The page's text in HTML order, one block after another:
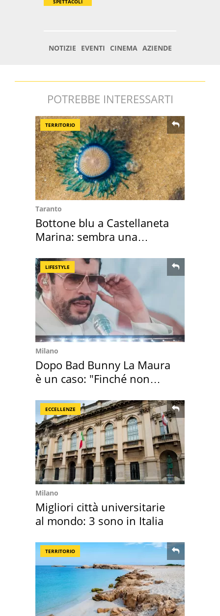
POTREBBE INTERESSARTI
TERRITORIO
Taranto
Bottone blu a Castellaneta
Marina: sembra una
LIFESTYLE
Milano
Dopo Bad Bunny La Maura
è un caso: "Finché non
ECCELLENZE
Milano
Migliori città universitarie
al mondo: 3 sono in Italia
TERRITORIO